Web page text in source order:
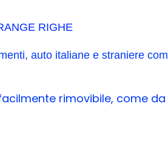
RIGHE
auto italiane e straniere
rimovibile, come da